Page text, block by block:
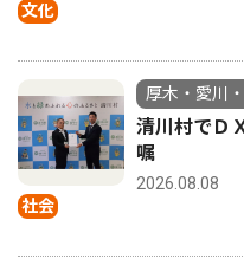
文化
社会
厚木・愛川・
清川村でＤ
嘱
2026.08.08